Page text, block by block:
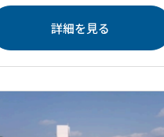
詳細を見る